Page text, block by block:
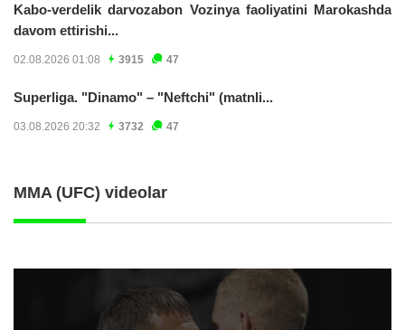
Kabo-verdelik darvozabon Vozinya faoliyatini Marokashda
davom ettirishi...
02.08.2026 01:08 3915 47
Superliga. "Dinamo" – "Neftchi" (matnli...
03.08.2026 20:32 3732 47
MMA (UFC) videolar